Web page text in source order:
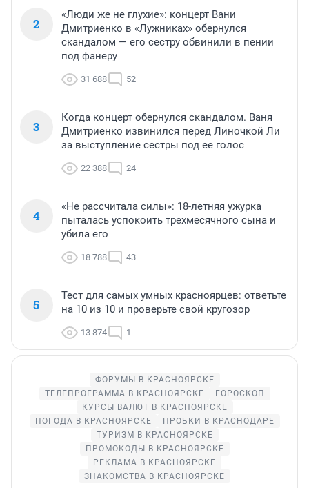
2
«Люди же не глухие»: концерт Вани
Дмитриенко в «Лужниках» обернулся
скандалом — его сестру обвинили в пении
под фанеру
31 688 52
3
Когда концерт обернулся скандалом. Ваня
Дмитриенко извинился перед Линочкой Ли
за выступление сестры под ее голос
22 388 24
4
«Не рассчитала силы»: 18-летняя ужурка
пыталась успокоить трехмесячного сына и
убила его
18 788 43
5
Тест для самых умных красноярцев: ответьте
на 10 из 10 и проверьте свой кругозор
13 874 1
ФОРУМЫ В КРАСНОЯРСКЕ
ТЕЛЕПРОГРАММА В КРАСНОЯРСКЕ
ГОРОСКОП
КУРСЫ ВАЛЮТ В КРАСНОЯРСКЕ
ПОГОДА В КРАСНОЯРСКЕ
ПРОБКИ В КРАСНОДАРЕ
ТУРИЗМ В КРАСНОЯРСКЕ
ПРОМОКОДЫ В КРАСНОЯРСКЕ
РЕКЛАМА В КРАСНОЯРСКЕ
ЗНАКОМСТВА В КРАСНОЯРСКЕ